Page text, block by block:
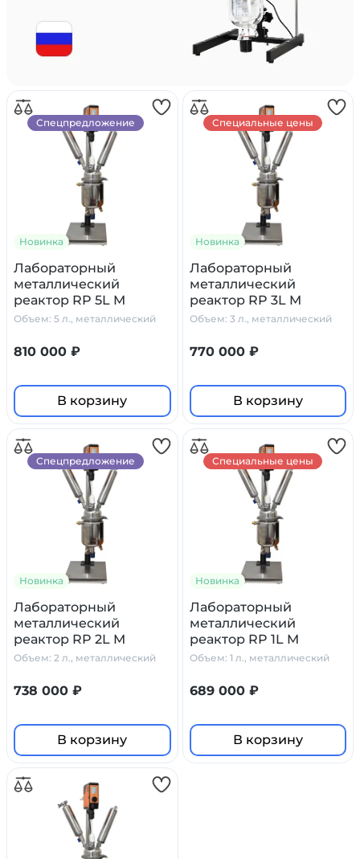
Новинка
Лабораторный
металлический
реактор RP 5L M
Primelab, 5 л.
Объем: 5 л., металлический
810 000 ₽
В корзину
Спецпредложение
Новинка
Лабораторный
металлический
реактор RP 3L M
Primelab, 3 литра
Объем: 3 л., металлический
770 000 ₽
В корзину
Специальные цены
Новинка
Лабораторный
металлический
реактор RP 2L M
Primelab, 2 литра
Объем: 2 л., металлический
738 000 ₽
В корзину
Спецпредложение
Новинка
Лабораторный
металлический
реактор RP 1L M
Primelab, 1 литр
Объем: 1 л., металлический
689 000 ₽
В корзину
Специальные цены